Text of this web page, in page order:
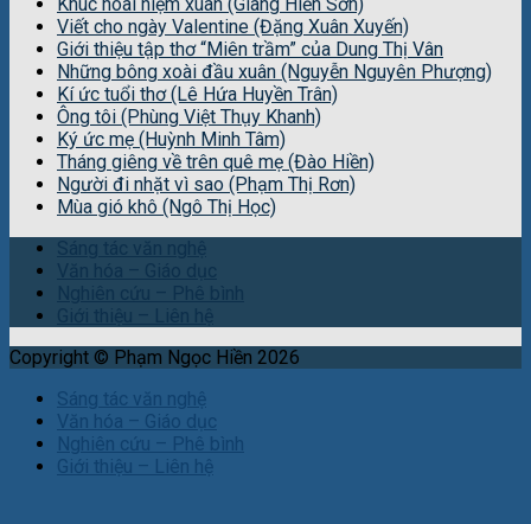
Viết cho ngày Valentine (Đặng Xuân Xuyến)
Giới thiệu tập thơ “Miên trầm” của Dung Thị Vân
Những bông xoài đầu xuân (Nguyễn Nguyên Phượng)
Kí ức tuổi thơ (Lê Hứa Huyền Trân)
Ông tôi (Phùng Việt Thụy Khanh)
Ký ức mẹ (Huỳnh Minh Tâm)
Tháng giêng về trên quê mẹ (Đào Hiền)
Người đi nhặt vì sao (Phạm Thị Rơn)
Mùa gió khô (Ngô Thị Học)
Copyright © Phạm Ngọc Hiền 2026
Sáng tác văn nghệ
Văn hóa – Giáo dục
Nghiên cứu – Phê bình
Giới thiệu – Liên hệ